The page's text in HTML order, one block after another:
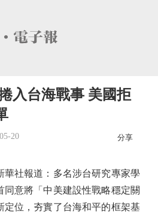
入台海戰事 美國拒
20 分享
社報道：多名涉台研究專家學
同意將「中美建設性戰略穩定關
定位，夯實了台海和平的框架基